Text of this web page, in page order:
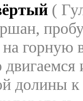
(
на горную
двигаемся
долины к